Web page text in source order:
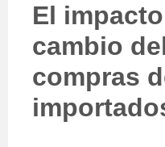
El
cambio
compras